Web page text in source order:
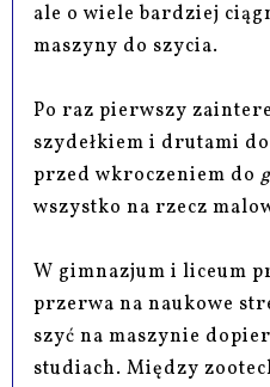
ale o wiele bardziej
maszyny do szycia.
Po raz pierwszy
szydełkiem i drutami
przed wkroczeniem do
wszystko na rzecz
W gimnazjum i liceum
przerwa na naukowe
szyć na maszynie
studiach. Między